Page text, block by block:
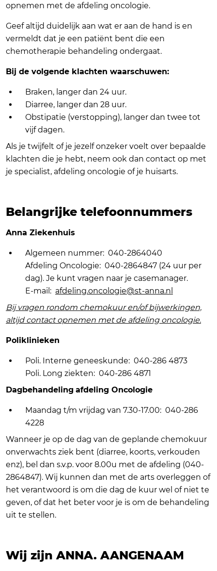
opnemen met de afdeling oncologie.
Geef altijd duidelijk aan wat er aan de hand is en
vermeldt dat je een patiënt bent die een
chemotherapie behandeling ondergaat.
Bij de volgende klachten waarschuwen:
Braken, langer dan 24 uur.
Diarree, langer dan 28 uur.
Obstipatie (verstopping), langer dan twee tot
vijf dagen.
Als je twijfelt of je jezelf onzeker voelt over bepaalde
klachten die je hebt, neem ook dan contact op met
je specialist, afdeling oncologie of je huisarts.
Belangrijke telefoonnummers
Anna Ziekenhuis
Algemeen nummer: 040-2864040
Afdeling Oncologie: 040-2864847 (24 uur per
dag). Je kunt vragen naar je casemanager.
E-mail: afdeling.oncologie@st-anna.nl
Bij vragen rondom chemokuur en/of bijwerkingen,
altijd contact opnemen met de afdeling oncologie.
Poliklinieken
Poli. Interne geneeskunde: 040-286 4873
Poli. Long ziekten: 040-286 4871
Dagbehandeling afdeling Oncologie
Maandag t/m vrijdag van 7.30-17.00: 040-286
4228
Wanneer je op de dag van de geplande chemokuur
onverwachts ziek bent (diarree, koorts, verkouden
enz), bel dan s.v.p. voor 8.00u met de afdeling (040-
2864847). Wij kunnen dan met de arts overleggen of
het verantwoord is om die dag de kuur wel of niet te
geven, of dat het beter voor je is om de behandeling
uit te stellen.
Wij zijn ANNA.AANGENAAM